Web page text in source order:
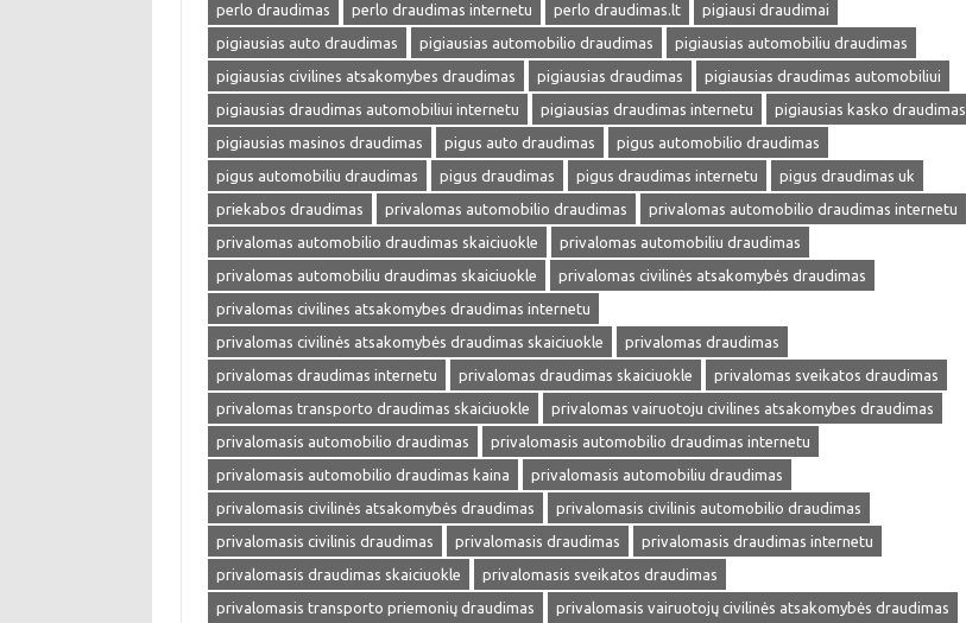
perlo draudimas
perlo draudimas internetu perlo draudimas.lt
pigiausi draudimai
pigiausias auto draudimas
pigiausias automobilio draudimas
pigiausias automobiliu draudimas
pigiausias civilines atsakomybes draudimas
pigiausias draudimas
pigiausias draudimas automobiliui
pigiausias draudimas automobiliui internetu
pigiausias draudimas internetu
pigiausias kasko draudimas
pigiausias masinos draudimas
pigus auto draudimas
pigus automobilio draudimas
pigus automobiliu draudimas
pigus draudimas pigus draudimas internetu
pigus draudimas uk
priekabos draudimas
privalomas automobilio draudimas
privalomas automobilio draudimas internetu
privalomas automobilio draudimas skaiciuokle
privalomas automobiliu draudimas
privalomas automobiliu draudimas skaiciuokle
privalomas civilinės atsakomybės draudimas
privalomas civilines atsakomybes draudimas internetu
privalomas civilinės atsakomybės draudimas skaiciuokle
privalomas draudimas
privalomas draudimas internetu
privalomas draudimas skaiciuokle
privalomas sveikatos draudimas
privalomas transporto draudimas skaiciuokle
privalomas vairuotoju civilines atsakomybes draudimas
privalomasis automobilio draudimas
privalomasis automobilio draudimas internetu
privalomasis automobilio draudimas kaina
privalomasis automobiliu draudimas
privalomasis civilinės atsakomybės draudimas
privalomasis civilinis automobilio draudimas
privalomasis civilinis draudimas
privalomasis draudimas
privalomasis draudimas internetu
privalomasis draudimas skaiciuokle
privalomasis sveikatos draudimas
privalomasis transporto priemonių draudimas
privalomasis vairuotojų civilinės atsakomybės draudimas